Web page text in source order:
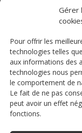
Gérer
Pour offrir les
technologies telles
aux informations des
technologies nous
le comportement de
Le fait de ne pas
peut avoir un effet
fonctions.
Service
Sécurité